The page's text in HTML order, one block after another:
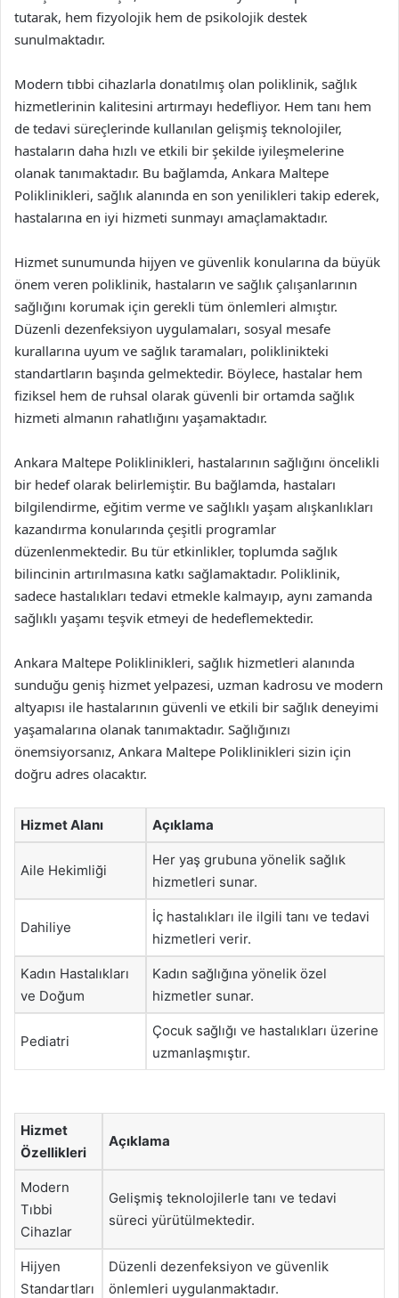
tutarak, hem fizyolojik hem de psikolojik destek
sunulmaktadır.
Modern tıbbi cihazlarla donatılmış olan poliklinik, sağlık
hizmetlerinin kalitesini artırmayı hedefliyor. Hem tanı hem
de tedavi süreçlerinde kullanılan gelişmiş teknolojiler,
hastaların daha hızlı ve etkili bir şekilde iyileşmelerine
olanak tanımaktadır. Bu bağlamda, Ankara Maltepe
Poliklinikleri, sağlık alanında en son yenilikleri takip ederek,
hastalarına en iyi hizmeti sunmayı amaçlamaktadır.
Hizmet sunumunda hijyen ve güvenlik konularına da büyük
önem veren poliklinik, hastaların ve sağlık çalışanlarının
sağlığını korumak için gerekli tüm önlemleri almıştır.
Düzenli dezenfeksiyon uygulamaları, sosyal mesafe
kurallarına uyum ve sağlık taramaları, poliklinikteki
standartların başında gelmektedir. Böylece, hastalar hem
fiziksel hem de ruhsal olarak güvenli bir ortamda sağlık
hizmeti almanın rahatlığını yaşamaktadır.
Ankara Maltepe Poliklinikleri, hastalarının sağlığını öncelikli
bir hedef olarak belirlemiştir. Bu bağlamda, hastaları
bilgilendirme, eğitim verme ve sağlıklı yaşam alışkanlıkları
kazandırma konularında çeşitli programlar
düzenlenmektedir. Bu tür etkinlikler, toplumda sağlık
bilincinin artırılmasına katkı sağlamaktadır. Poliklinik,
sadece hastalıkları tedavi etmekle kalmayıp, aynı zamanda
sağlıklı yaşamı teşvik etmeyi de hedeflemektedir.
Ankara Maltepe Poliklinikleri, sağlık hizmetleri alanında
sunduğu geniş hizmet yelpazesi, uzman kadrosu ve modern
altyapısı ile hastalarının güvenli ve etkili bir sağlık deneyimi
yaşamalarına olanak tanımaktadır. Sağlığınızı
önemsiyorsanız, Ankara Maltepe Poliklinikleri sizin için
doğru adres olacaktır.
Hizmet Alanı Açıklama
Aile Hekimliği
Her yaş grubuna yönelik sağlık
hizmetleri sunar.
Dahiliye
İç hastalıkları ile ilgili tanı ve tedavi
hizmetleri verir.
Kadın Hastalıkları
ve Doğum
Kadın sağlığına yönelik özel
hizmetler sunar.
Pediatri
Çocuk sağlığı ve hastalıkları üzerine
uzmanlaşmıştır.
Hizmet
Özellikleri
Açıklama
Modern
Tıbbi
Cihazlar
Gelişmiş teknolojilerle tanı ve tedavi
süreci yürütülmektedir.
Hijyen
Standartları
Düzenli dezenfeksiyon ve güvenlik
önlemleri uygulanmaktadır.